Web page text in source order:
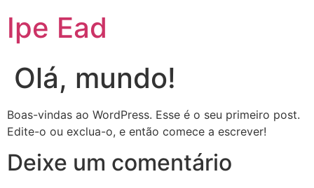
Ipe Ead
Olá, mundo!
Boas-vindas ao WordPress. Esse é o seu primeiro post.
Edite-o ou exclua-o, e então comece a escrever!
Deixe um comentário